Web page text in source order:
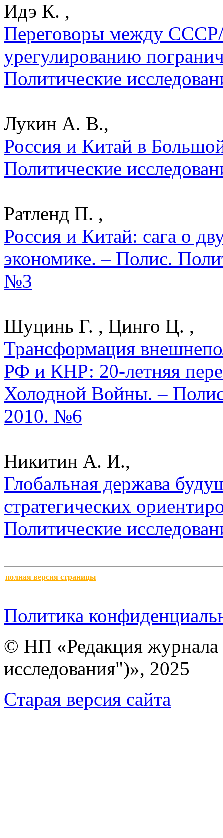
Идэ К. ,
Переговоры между
урегулированию
Политические
Лукин А. В.,
Россия и Китай в
Политические
Ратленд П. ,
Россия и Китай: сага о
экономике. – Полис.
№3
Шуцинь Г. , Цинго Ц. ,
Трансформация
РФ и КНР: 20-летняя
Холодной Войны. –
2010. №6
Никитин А. И.,
Глобальная держава
стратегических
Политические
полная версия страницы
Политика
© НП «Редакция
исследования")», 2025
Cтарая версия сайта